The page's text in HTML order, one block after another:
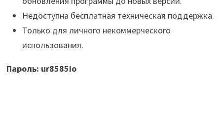
Недоступна бесплатная техническая поддержка.
Только для личного некоммерческого
использования.
Пароль: ur8585io